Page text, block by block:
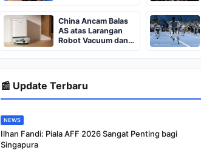
China Ancam Balas
AS atas Larangan
Robot Vacuum dan
Inverter
📰 Update Terbaru
NEWS
Ilhan Fandi: Piala AFF 2026 Sangat Penting bagi
Singapura